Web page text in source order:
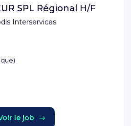
Interservices
SPL Régional H/F
)
le job